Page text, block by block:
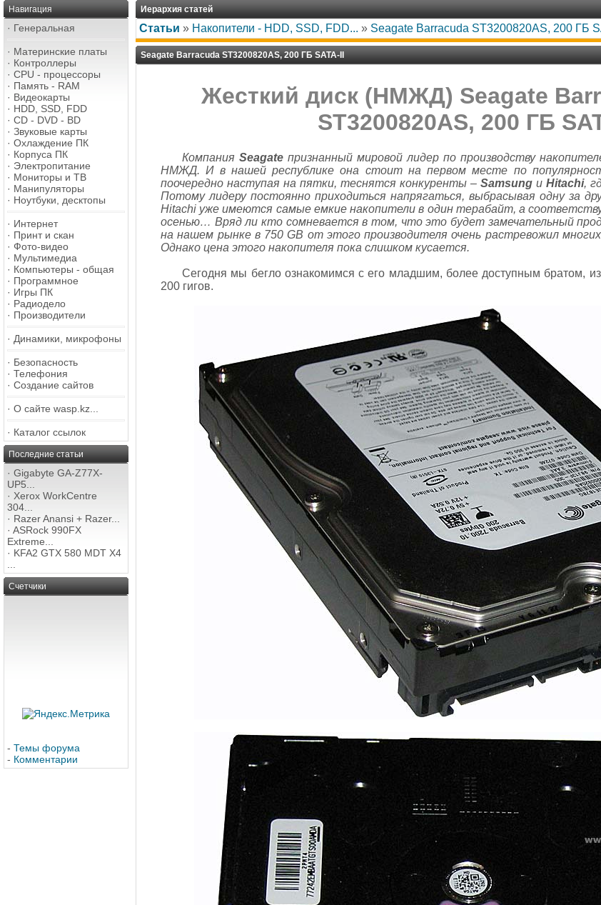
Навигация
· Генеральная
· Материнские платы
· Контроллеры
· CPU - процессоры
· Память - RAM
· Видеокарты
· HDD, SSD, FDD
· CD - DVD - BD
· Звуковые карты
· Охлаждение ПК
· Корпуса ПК
· Электропитание
· Мониторы и ТВ
· Манипуляторы
· Ноутбуки, десктопы
· Интернет
· Принт и скан
· Фото-видео
· Мультимедиа
· Компьютеры - общая
· Программное
· Игры ПК
· Радиодело
· Производители
· Динамики, микрофоны
· Безопасность
· Телефония
· Создание сайтов
· О сайте wasp.kz...
· Каталог ссылок
Последние статьи
· Gigabyte GA-Z77X-
UP5...
· Xerox WorkCentre
304...
· Razer Anansi + Razer...
· ASRock 990FX
Extreme...
· KFA2 GTX 580 MDT X4
Счетчики
- Темы форума
- Комментарии
Иерархия статей
Статьи » Накопители - HDD, SSD, FDD... » Seagate Barracuda ST3200820AS, 200 ГБ
Seagate Barracuda ST3200820AS, 200 ГБ SATA-II
Жесткий диск (НМЖД) Seagate
ST3200820AS, 200 ГБ
Компания Seagate признанный мировой лидер по производству
НМЖД. И в нашей республике она стоит на первом месте по
поочередно наступая на пятки, теснятся конкуренты – Samsung и Hitachi,
Потому лидеру постоянно приходиться напрягаться, выбрасывая одну за
Hitachi уже имеются самые емкие накопители в один терабайт, а
осенью… Вряд ли кто сомневается в том, что это будет замечательный
на нашем рынке в 750 GB от этого производителя очень растревожил
Однако цена этого накопителя пока слишком кусается.
Сегодня мы бегло ознакомимся с его младшим, более доступным братом,
200 гигов.